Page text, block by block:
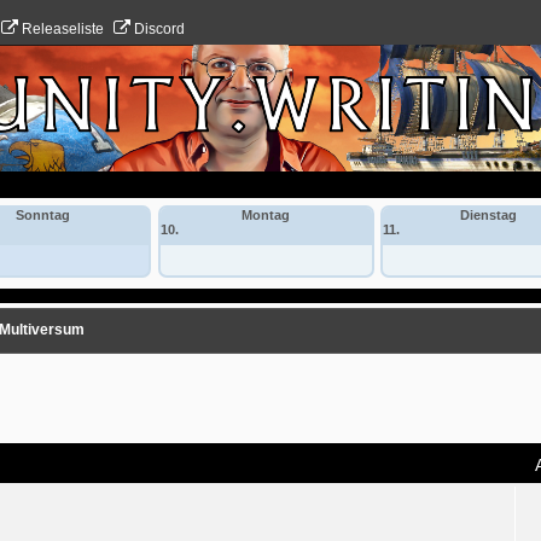
Releaseliste Discord
Sonntag
Montag
10.
Dienstag
11.